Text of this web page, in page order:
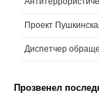
Проект
Диспетчер
Прозвенел